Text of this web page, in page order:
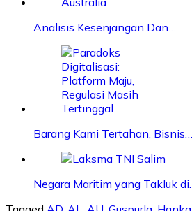
Analisis Kesenjangan Dan…
Barang Kami Tertahan, Bisnis…
Negara Maritim yang Takluk